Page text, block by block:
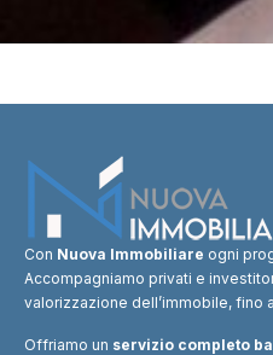
Con Nuova Immobiliare ogni
Accompagniamo privati e
valorizzazione dell’immobile, fino
Offriamo un servizio completo